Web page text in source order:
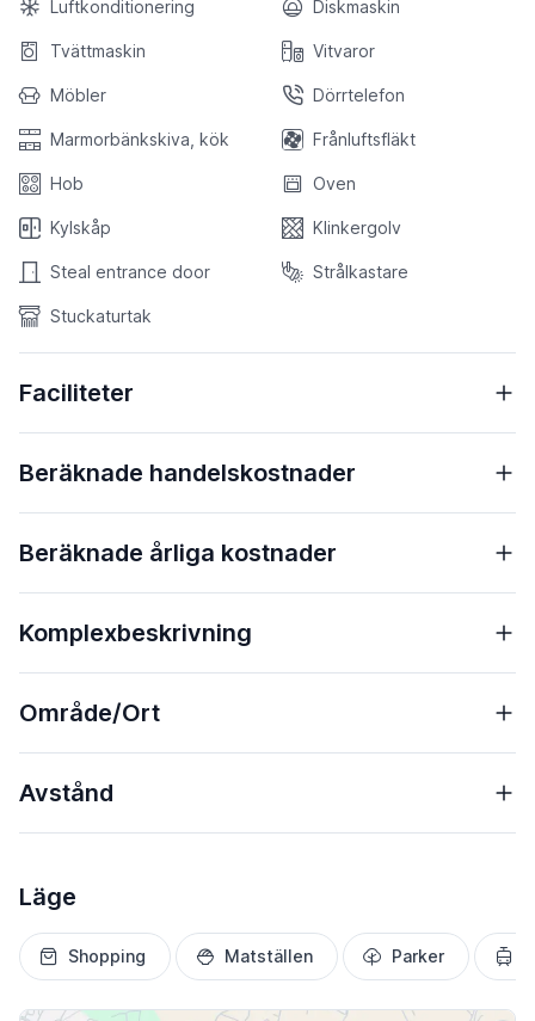
Luftkonditionering Diskmaskin
Tvättmaskin Vitvaror
Möbler Dörrtelefon
Marmorbänkskiva, kök Frånluftsfläkt
Hob Oven
Kylskåp Klinkergolv
Steal entrance door Strålkastare
Stuckaturtak
Faciliteter
Beräknade handelskostnader
Beräknade årliga kostnader
Komplexbeskrivning
Område/Ort
Avstånd
Läge
Shopping Matställen Parker